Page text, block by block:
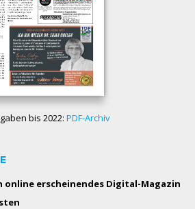
bis 2022: PDF-Archiv
online erscheinendes Digital-Magazin